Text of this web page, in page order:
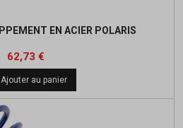
EN ACIER POLARIS
Prix
62,73 €
base
Ajouter au panier